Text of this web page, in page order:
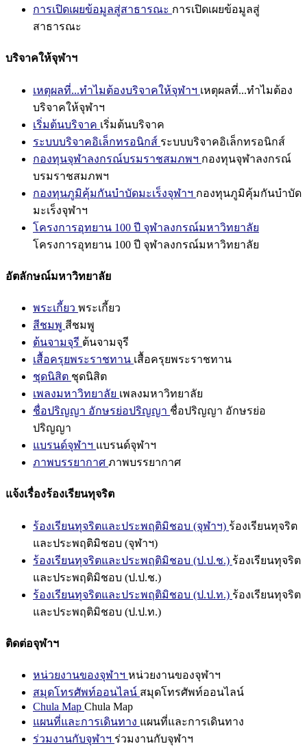
การเปิดเผยข้อมูลสู่สาธารณะ การเปิดเผยข้อมูลสู่
สาธารณะ
บริจาคให้จุฬาฯ
เหตุผลที่...ทำไมต้องบริจาคให้จุฬาฯ เหตุผลที่...ทำไมต้อง
บริจาคให้จุฬาฯ
เริ่มต้นบริจาค เริ่มต้นบริจาค
ระบบบริจาคอิเล็กทรอนิกส์ ระบบบริจาคอิเล็กทรอนิกส์
กองทุนจุฬาลงกรณ์บรมราชสมภพฯ กองทุนจุฬาลงกรณ์
บรมราชสมภพฯ
กองทุนภูมิคุ้มกันบำบัดมะเร็งจุฬาฯ กองทุนภูมิคุ้มกันบำบัด
มะเร็งจุฬาฯ
โครงการอุทยาน 100 ปี จุฬาลงกรณ์มหาวิทยาลัย
โครงการอุทยาน 100 ปี จุฬาลงกรณ์มหาวิทยาลัย
อัตลักษณ์มหาวิทยาลัย
พระเกี้ยว พระเกี้ยว
สีชมพู สีชมพู
ต้นจามจุรี ต้นจามจุรี
เสื้อครุยพระราชทาน เสื้อครุยพระราชทาน
ชุดนิสิต ชุดนิสิต
เพลงมหาวิทยาลัย เพลงมหาวิทยาลัย
ชื่อปริญญา อักษรย่อปริญญา ชื่อปริญญา อักษรย่อ
ปริญญา
แบรนด์จุฬาฯ แบรนด์จุฬาฯ
ภาพบรรยากาศ ภาพบรรยากาศ
แจ้งเรื่องร้องเรียนทุจริต
ร้องเรียนทุจริตและประพฤติมิชอบ (จุฬาฯ) ร้องเรียนทุจริต
และประพฤติมิชอบ (จุฬาฯ)
ร้องเรียนทุจริตและประพฤติมิชอบ (ป.ป.ช.) ร้องเรียนทุจริต
และประพฤติมิชอบ (ป.ป.ช.)
ร้องเรียนทุจริตและประพฤติมิชอบ (ป.ป.ท.) ร้องเรียนทุจริต
และประพฤติมิชอบ (ป.ป.ท.)
ติดต่อจุฬาฯ
หน่วยงานของจุฬาฯ หน่วยงานของจุฬาฯ
สมุดโทรศัพท์ออนไลน์ สมุดโทรศัพท์ออนไลน์
Chula Map Chula Map
แผนที่และการเดินทาง แผนที่และการเดินทาง
ร่วมงานกับจุฬาฯ ร่วมงานกับจุฬาฯ